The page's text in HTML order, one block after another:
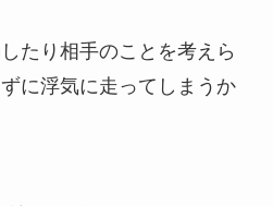
たり相手のことを考えら
に浮気に走ってしまうか